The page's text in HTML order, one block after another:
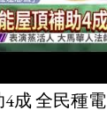
成 全民種電